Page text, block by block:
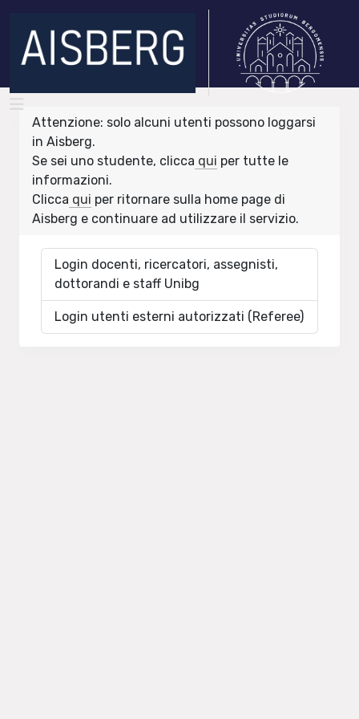
Attenzione: solo alcuni utenti possono loggarsi
in Aisberg.
Se sei uno studente, clicca qui per tutte le
informazioni.
Clicca qui per ritornare sulla home page di
Aisberg e continuare ad utilizzare il servizio.
Login docenti, ricercatori, assegnisti,
dottorandi e staff Unibg
Login utenti esterni autorizzati (Referee)